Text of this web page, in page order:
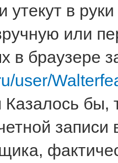
утекут в
или
в браузере
user/
Казалось бы,